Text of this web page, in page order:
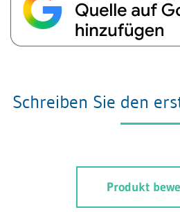
Schreiben Sie den
Produkt